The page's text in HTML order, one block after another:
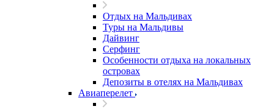
Отдых на Мальдивах
Туры на Мальдивы
Дайвинг
Серфинг
Особенности отдыха на локальных
островах
Депозиты в отелях на Мальдивах
Авиаперелет